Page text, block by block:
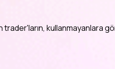
kullanmayanlara